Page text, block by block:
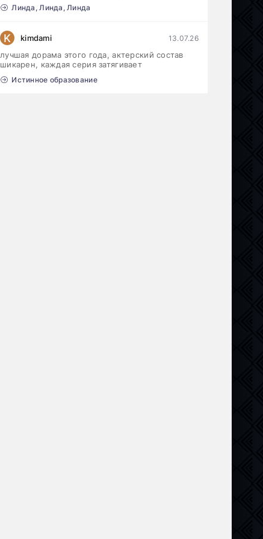
Линда, Линда, Линда
K kimdami 13.07.26
лучшая дорама этого года, актерский состав
шикарен, каждая серия затягивает
Истинное образование